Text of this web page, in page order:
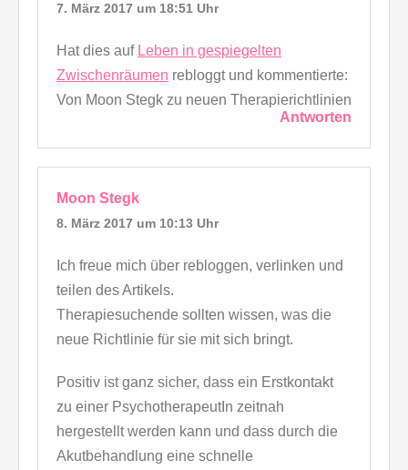
7. März 2017 um 18:51 Uhr
Hat dies auf Leben in gespiegelten
Zwischenräumen rebloggt und kommentierte:
Von Moon Stegk zu neuen Therapierichtlinien
Antworten
Moon Stegk
8. März 2017 um 10:13 Uhr
Ich freue mich über rebloggen, verlinken und
teilen des Artikels.
Therapiesuchende sollten wissen, was die
neue Richtlinie für sie mit sich bringt.
Positiv ist ganz sicher, dass ein Erstkontakt
zu einer PsychotherapeutIn zeitnah
hergestellt werden kann und dass durch die
Akutbehandlung eine schnelle